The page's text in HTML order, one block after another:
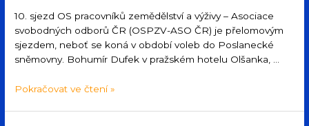
10. sjezd OS pracovníků zemědělství a výživy – Asociace
svobodných odborů ČR (OSPZV-ASO ČR) je přelomovým
sjezdem, neboť se koná v období voleb do Poslanecké
sněmovny. Bohumír Dufek v pražském hotelu Olšanka, …
Pokračovat ve čtení »